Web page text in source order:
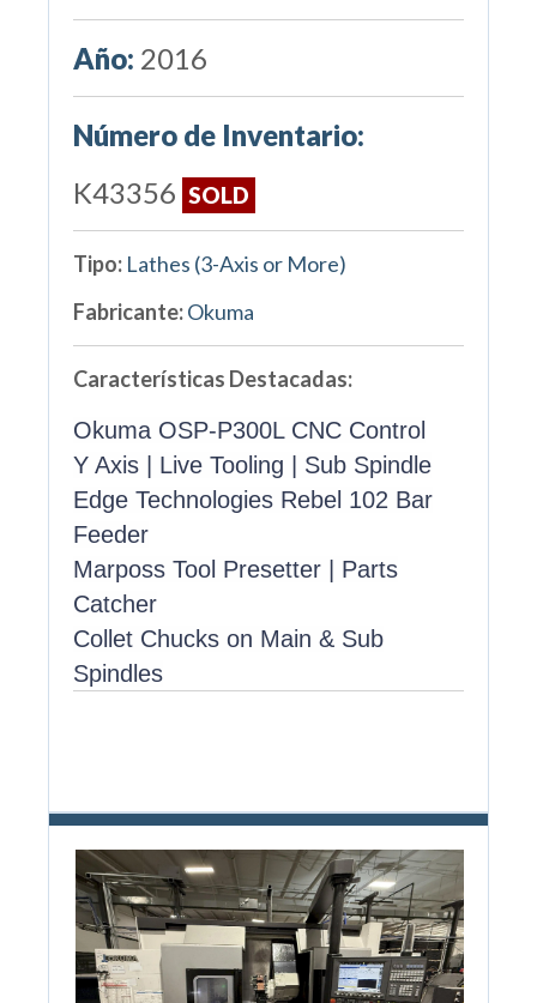
Año: 2016
Número de Inventario:
K43356 SOLD
Tipo: Lathes (3-Axis or More)
Fabricante:Okuma
Características Destacadas:
Okuma OSP-P300L CNC Control
Y Axis | Live Tooling | Sub Spindle
Edge Technologies Rebel 102 Bar
Feeder
Marposs Tool Presetter | Parts
Catcher
Collet Chucks on Main & Sub
Spindles